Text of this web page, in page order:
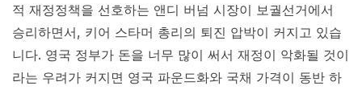
적 재정정책을 선호하는 앤디 버넘 시장이 보궐선거에서
승리하면서, 키어 스타머 총리의 퇴진 압박이 커지고 있습
니다. 영국 정부가 돈을 너무 많이 써서 재정이 악화될 것이
라는 우려가 커지면 영국 파운드화와 국채 가격이 동반 하